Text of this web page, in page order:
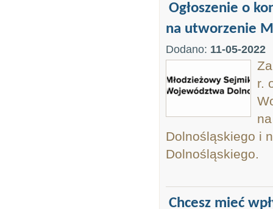
Ogłoszenie o
na utworzenie
Dodano: 11-05-2022
r.
Dolnośląskiego i
Dolnośląskiego.
Chcesz mieć